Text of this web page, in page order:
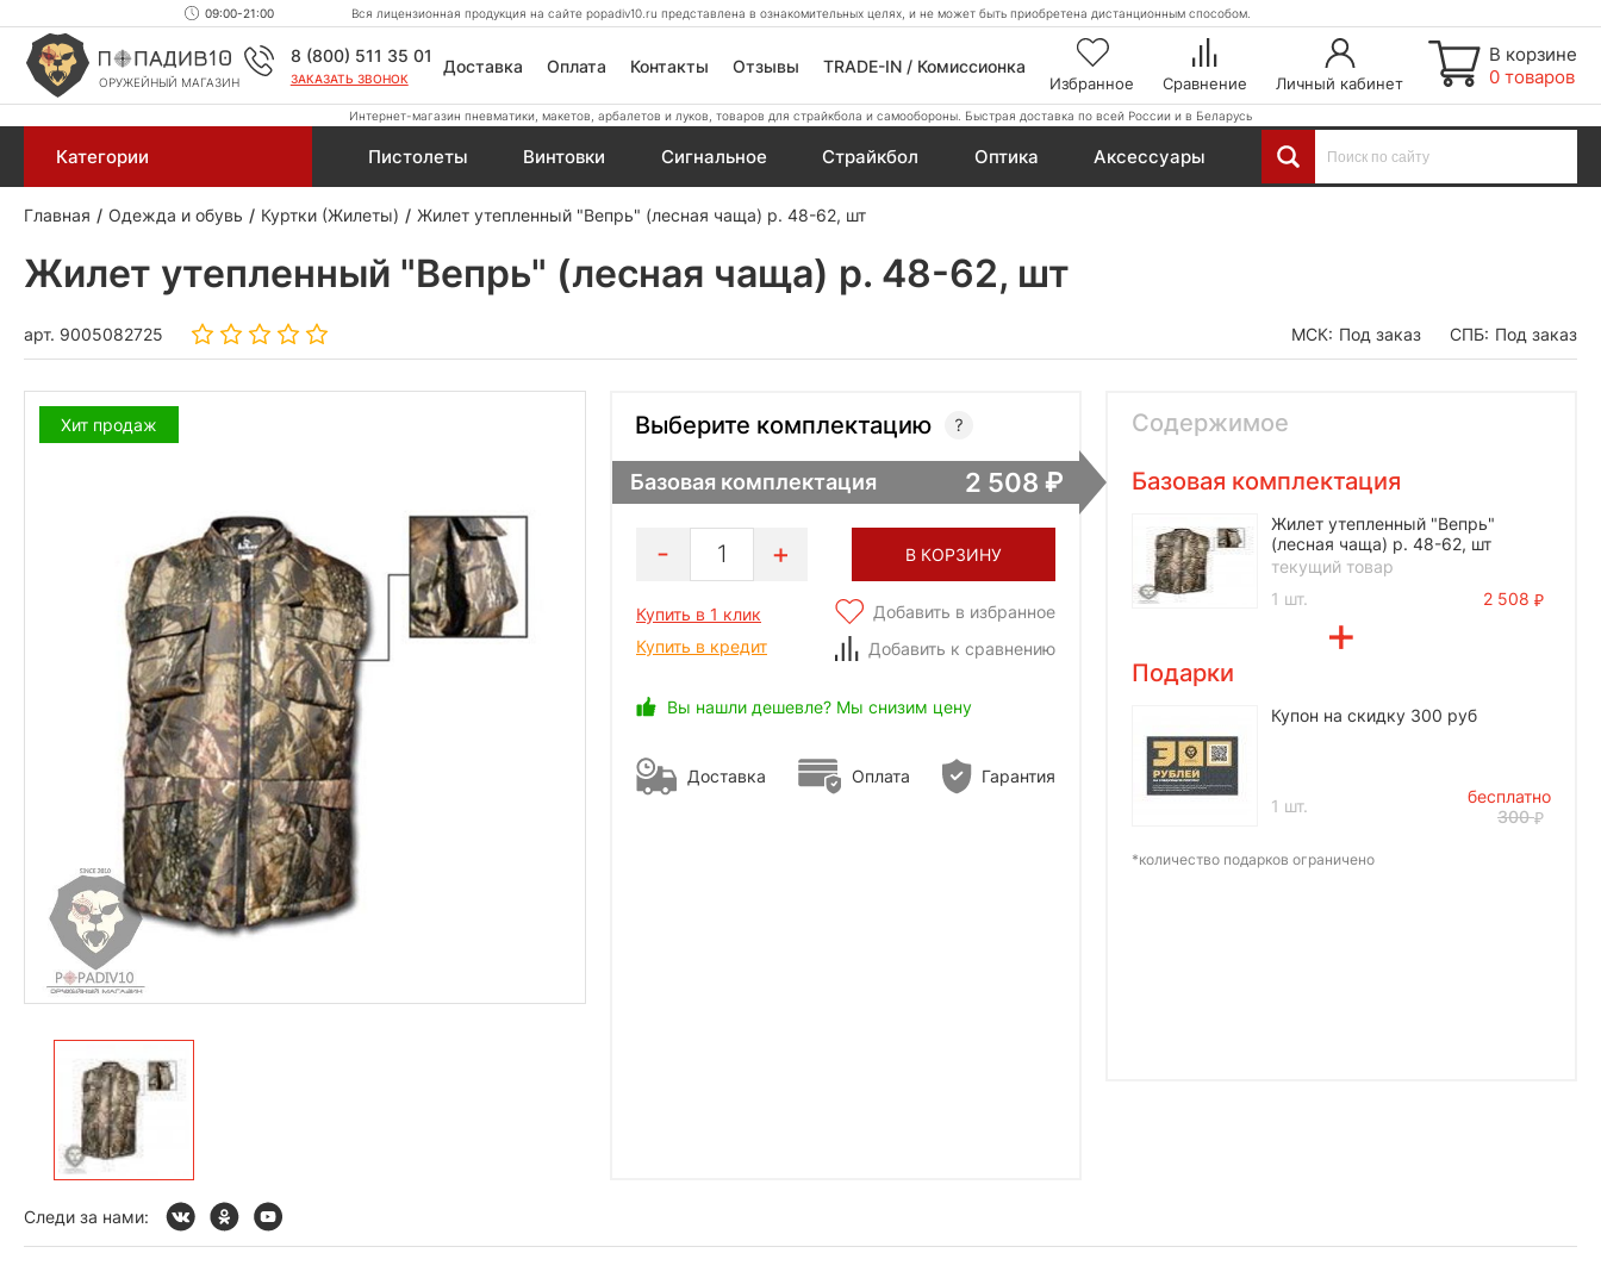
09:00-21:00 Вся лицензионная продукция на сайте popadiv10.ru представлена в ознакомительных целях, и не может быть приобретена дистанционным способом.
ОРУЖЕЙНЫЙ МАГАЗИН
8 (800) 511 35 01
ЗАКАЗАТЬ ЗВОНОК
Доставка Оплата Контакты Отзывы TRADE-IN / Комиссионка
Избранное Сравнение Личный кабинет
В корзине
0 товаров
Интернет-магазин пневматики, макетов, арбалетов и луков, товаров для страйкбола и самообороны. Быстрая доставка по всей России и в Беларусь
Категории Пистолеты Винтовки Сигнальное Страйкбол Оптика Аксессуары
Главная Одежда и обувь Куртки (Жилеты) Жилет утепленный "Вепрь" (лесная чаща) р. 48-62, шт
Жилет утепленный "Вепрь" (лесная чаща) р. 48-62, шт
арт. 9005082725 МСК: Под заказ СПБ: Под заказ
Хит продаж Выберите комплектацию
Базовая комплектация 2 508
1 В КОРЗИНУ
Купить в 1 клик
Купить в кредит
Добавить в избранное
Добавить к сравнению
Вы нашли дешевле? Мы снизим цену
Доставка Оплата Гарантия
Содержимое
Базовая комплектация
Жилет утепленный "Вепрь"
(лесная чаща) р. 48-62, шт
текущий товар
1 шт.
2 508
Подарки
Купон на скидку 300 руб
1 шт.
бесплатно
300
*количество подарков ограничено
Следи за нами: